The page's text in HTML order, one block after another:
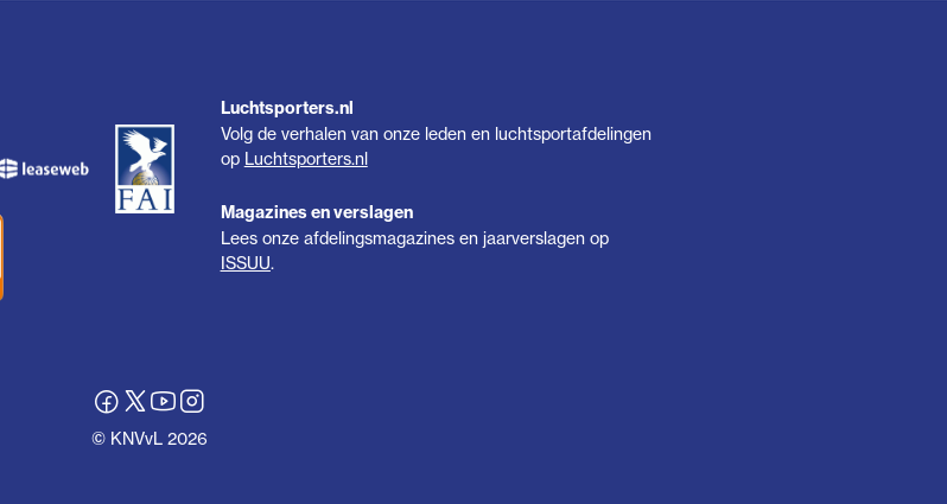
Luchtsporters.nl
Volg de verhalen van onze leden en luchtsportafdelingen
op Luchtsporters.nl
Magazines en verslagen
Lees onze afdelingsmagazines en jaarverslagen op
ISSUU.
© KNVvL 2026